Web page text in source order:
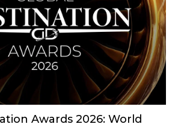
Awards 2026: World